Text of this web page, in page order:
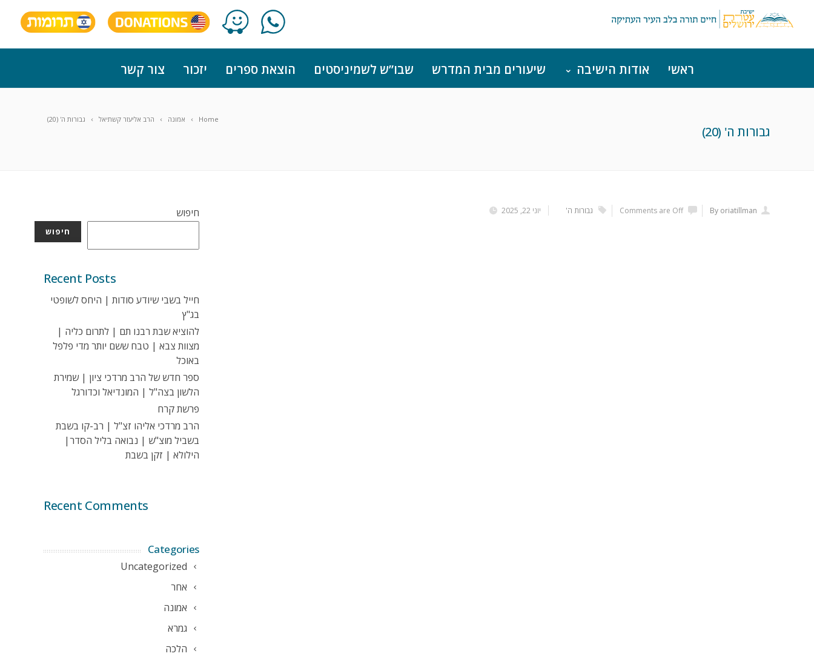
ראשי אודות הישיבה שיעורים מבית המדרש שבו”ש לשמיניסטים הוצאת ספרים יזכור צור קשר
Home אמונה הרב אליעזר קשתיאל גבורות ה' (20)
גבורות ה' (20)
יוני 22, 2025 By oriatillman
Comments are Off גבורות ה' חיפוש
חיפוש
Recent Posts
חייל בשבי שיודע סודות | היחס לשופטי
בג"ץ
להוציא שבת רבנו תם | לתרום כליה |
מצוות צבא | טבח ששם יותר מדי פלפל
באוכל
ספר חדש של הרב מרדכי ציון | שמירת
הלשון בצה"ל | המונדיאל וכדורגל
פרשת קרח
הרב מרדכי אליהו זצ"ל | רב-קו בשבת
בשביל מוצ"ש | נבואה בליל הסדר|
הילולא | זקן בשבת
Recent Comments
Categories
Uncategorized
אחר
אמונה
גמרא
הלכה